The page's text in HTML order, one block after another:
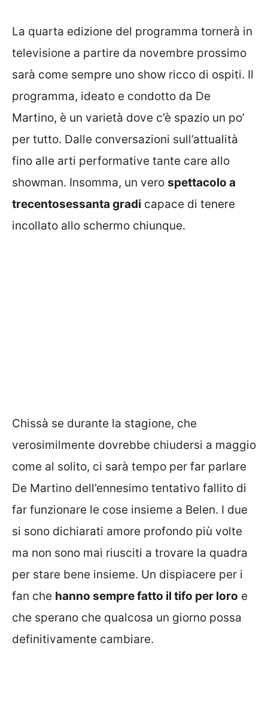
La quarta edizione del programma tornerà in
televisione a partire da novembre prossimo
sarà come sempre uno show ricco di ospiti. Il
programma, ideato e condotto da De
Martino, è un varietà dove c’è spazio un po’
per tutto. Dalle conversazioni sull’attualità
fino alle arti performative tante care allo
showman. Insomma, un vero spettacolo a
trecentosessanta gradi capace di tenere
incollato allo schermo chiunque.
Chissà se durante la stagione, che
verosimilmente dovrebbe chiudersi a maggio
come al solito, ci sarà tempo per far parlare
De Martino dell’ennesimo tentativo fallito di
far funzionare le cose insieme a Belen. I due
si sono dichiarati amore profondo più volte
ma non sono mai riusciti a trovare la quadra
per stare bene insieme. Un dispiacere per i
fan che hanno sempre fatto il tifo per loro e
che sperano che qualcosa un giorno possa
definitivamente cambiare.